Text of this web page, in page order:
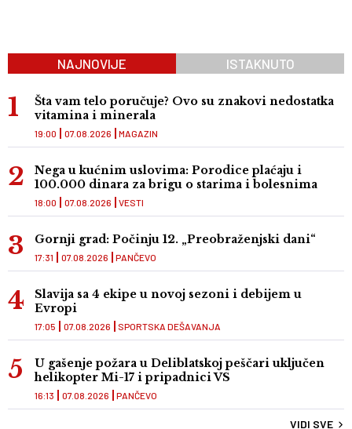
NAJNOVIJE ISTAKNUTO
Šta vam telo poručuje? Ovo su znakovi nedostatka
vitamina i minerala
MAGAZIN
19:00 07.08.2026
Nega u kućnim uslovima: Porodice plaćaju i
100.000 dinara za brigu o starima i bolesnima
VESTI
18:00 07.08.2026
Gornji grad: Počinju 12. „Preobraženjski dani“
PANČEVO
17:31 07.08.2026
Slavija sa 4 ekipe u novoj sezoni i debijem u
Evropi
SPORTSKA DEŠAVANJA
17:05 07.08.2026
U gašenje požara u Deliblatskoj peščari uključen
helikopter Mi-17 i pripadnici VS
PANČEVO
16:13 07.08.2026
VIDI SVE